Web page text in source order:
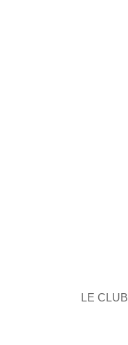
LE CLUB